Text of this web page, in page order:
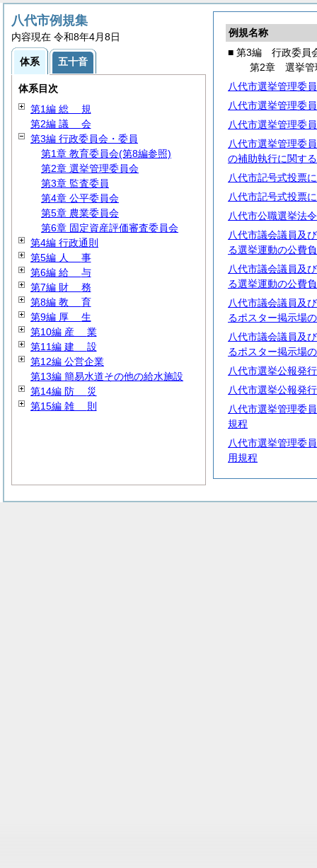
例規名称
■ 第3編 行政委員
第2章 選挙管
八代市選挙管理委
八代市選挙管理委
八代市選挙管理委
八代市選挙管理委
の補助執行に関す
八代市記号式投票
八代市記号式投票
八代市公職選挙法
八代市議会議員及
る選挙運動の公費
八代市議会議員及
る選挙運動の公費
八代市議会議員及
るポスター掲示場
八代市議会議員及
るポスター掲示場
八代市選挙公報発
八代市選挙公報発
八代市選挙管理委
規程
八代市選挙管理委
用規程
八代市例規集
内容現在 令和8年4月8日
体系 五十音
体系目次
第1編 総 規
第2編 議 会
第3編 行政委員会・委員
第1章 教育委員会(第8編参照)
第2章 選挙管理委員会
第3章 監査委員
第4章 公平委員会
第5章 農業委員会
第6章 固定資産評価審査委員会
第4編 行政通則
第5編 人 事
第6編 給 与
第7編 財 務
第8編 教 育
第9編 厚 生
第10編 産 業
第11編 建 設
第12編 公営企業
第13編 簡易水道その他の給水施設
第14編 防 災
第15編 雑 則